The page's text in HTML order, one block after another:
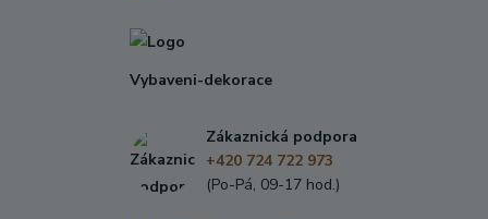
Vybaveni-dekorace
Zákaznická podpora
+420 724 722 973
(Po-Pá, 09-17 hod.)